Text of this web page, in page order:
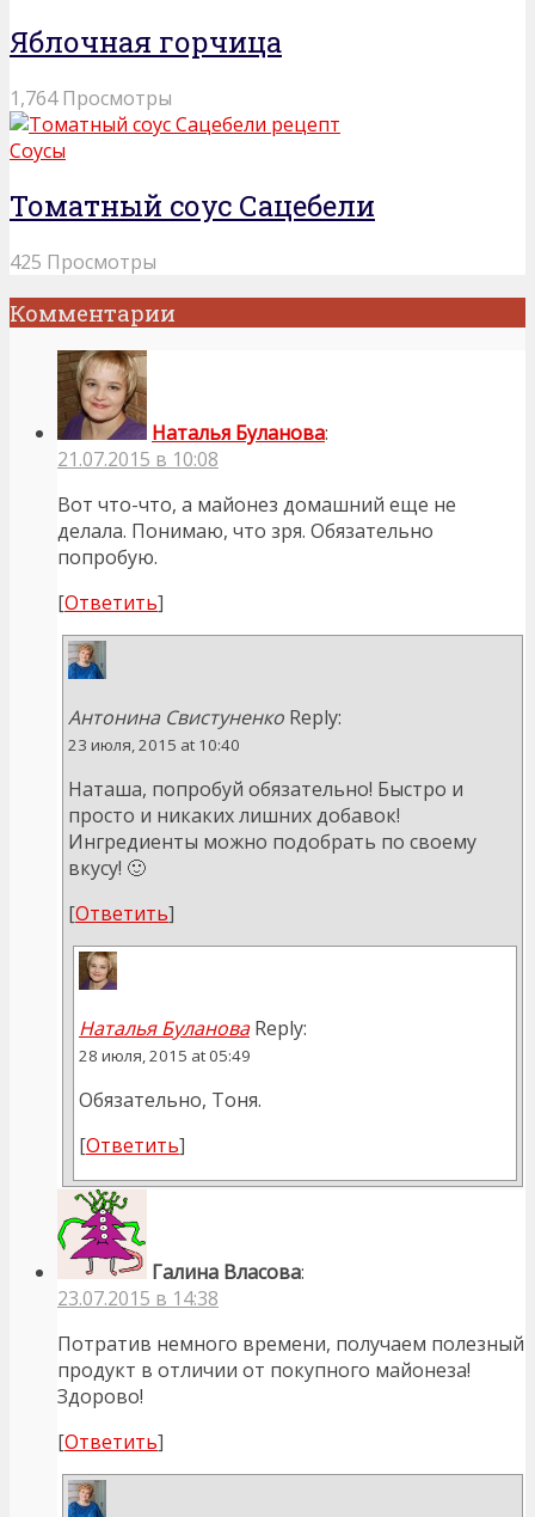
Яблочная горчица
1,764 Просмотры
Соусы
Томатный соус Сацебели
425 Просмотры
Комментарии
Наталья Буланова:
21.07.2015 в 10:08
Вот что-что, а майонез домашний еще не
делала. Понимаю, что зря. Обязательно
попробую.
[Ответить]
Антонина Свистуненко Reply:
23 июля, 2015 at 10:40
Наташа, попробуй обязательно! Быстро и
просто и никаких лишних добавок!
Ингредиенты можно подобрать по своему
вкусу! 🙂
[Ответить]
Наталья БулановаReply:
28 июля, 2015 at 05:49
Обязательно, Тоня.
[Ответить]
Галина Власова:
23.07.2015 в 14:38
Потратив немного времени, получаем полезный
продукт в отличии от покупного майонеза!
Здорово!
[Ответить]